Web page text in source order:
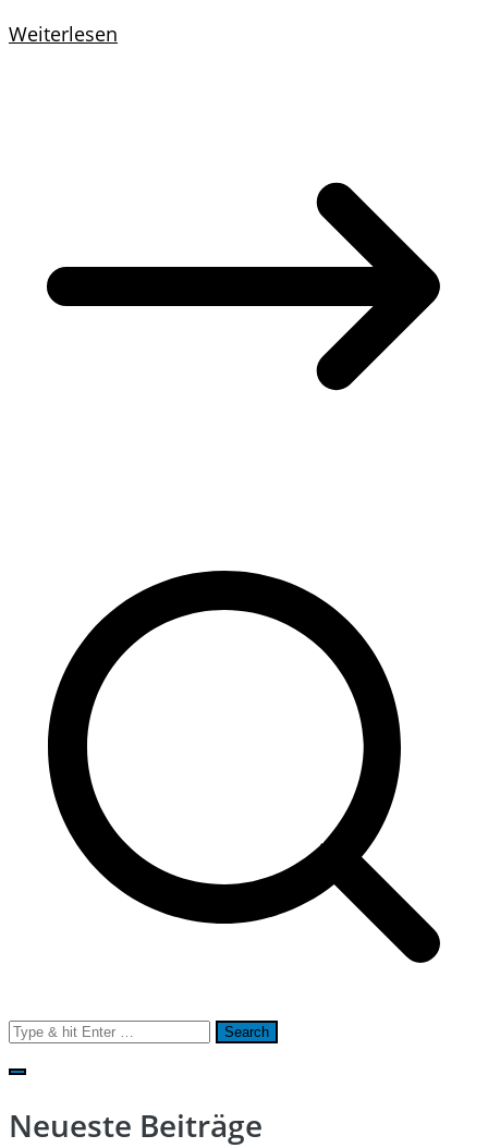
Weiterlesen
Search
for:
Neueste Beiträge